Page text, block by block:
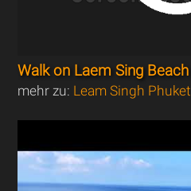
Walk on Laem Sing Beach
mehr zu: Leam Singh Phuket